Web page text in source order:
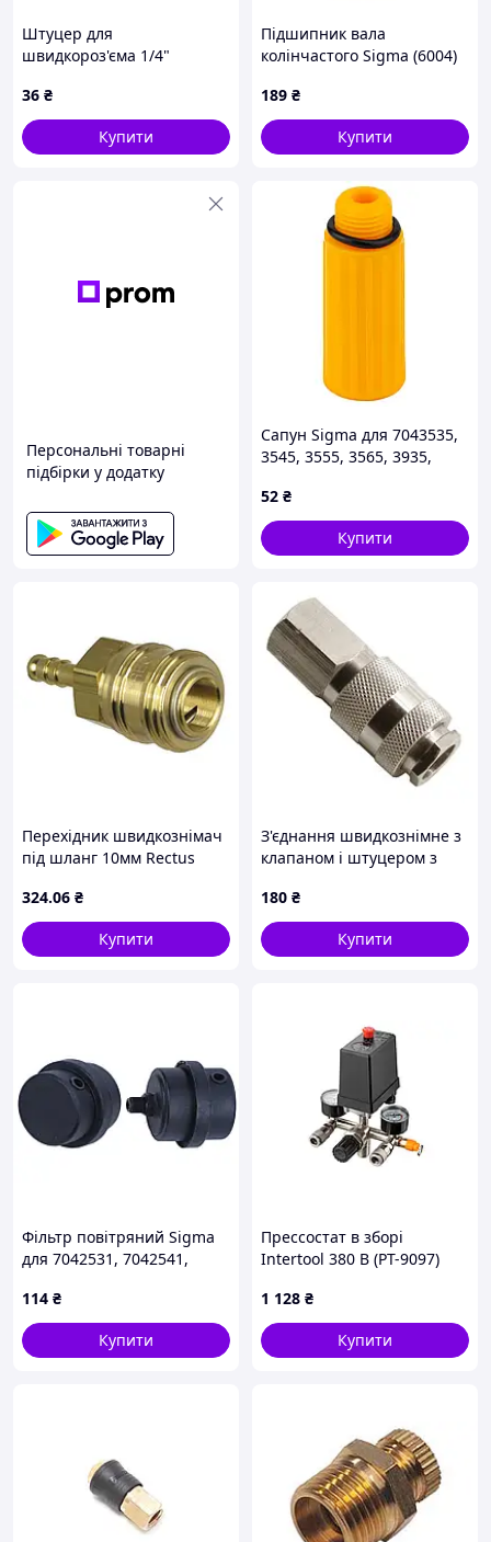
Штуцер для
швидкороз'єма 1/4"
ROCKFORCE RF-SE2-2PM
36 ₴
Купити
Підшипник вала
колінчастого Sigma (6004)
189 ₴
Купити
Персональні товарні
підбірки у додатку
Сапун Sigma для 7043535,
3545, 3555, 3565, 3935,
52 ₴
Купити
Перехідник швидкознімач
під шланг 10мм Rectus
324.06 ₴
Купити
З'єднання швидкознімне з
клапаном і штуцером з
1/4
180 ₴
Купити
Фільтр повітряний Sigma
для 7042531, 7042541,
114 ₴
Купити
Прессостат в зборі
Intertool 380 В (PT-9097)
1 128 ₴
Купити